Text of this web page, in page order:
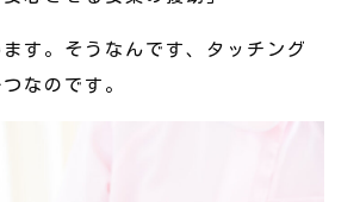
す。そうなんです、タッチング
なのです。